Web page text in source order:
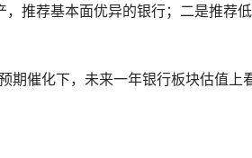
推荐基本面优异的银行；二是推荐
期催化下，未来一年银行板块估值上